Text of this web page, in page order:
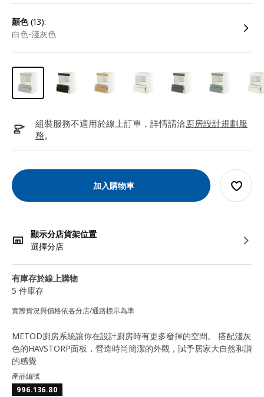
顏色(13):
白色-淺灰色
組裝服務不適用於線上訂單，詳情請洽廚房設計規劃服
務。
加入購物車
顯示分店貨架位置
選擇分店
有庫存於線上購物
5 件庫存
實際貨況與價格依各分店/通路標示為準
METOD廚房系統讓你在設計廚房時有更多發揮的空間。 搭配淺灰
色的HAVSTORP面板，營造時尚簡潔的外觀，賦予居家大自然和諧
的感覺
產品編號
996.136.80